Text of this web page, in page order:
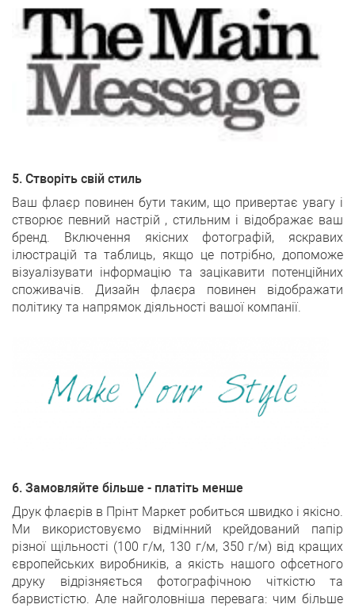
5. Створіть свій стиль
Ваш флаєр повинен бути таким, що привертає увагу і
створює певний настрій , стильним і відображає ваш
бренд. Включення якісних фотографій, яскравих
ілюстрацій та таблиць, якщо це потрібно, допоможе
візуалізувати інформацію та зацікавити потенційних
споживачів. Дизайн флаєра повинен відображати
політику та напрямок діяльності вашої компанії.
6. Замовляйте більше - платіть менше
Друк флаєрів в Прінт Маркет робиться швидко і якісно.
Ми використовуємо відмінний крейдований папір
різної щільності (100 г/м, 130 г/м, 350 г/м) від кращих
європейських виробників, а якість нашого офсетного
друку відрізняється фотографічною чіткістю та
барвистістю. Але найголовніша перевага: чим більше